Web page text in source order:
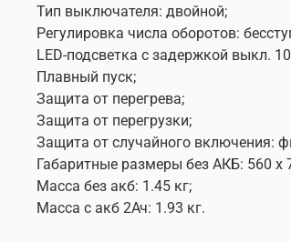
Тип выключателя: двойной;
Регулировка числа оборотов:
LED-подсветка с задержкой выкл.
Плавный пуск;
Защита от перегрева;
Защита от перегрузки;
Защита от случайного включения:
Габаритные размеры без АКБ: 560 x
Масса без акб: 1.45 кг;
Масса с акб 2Ач: 1.93 кг.